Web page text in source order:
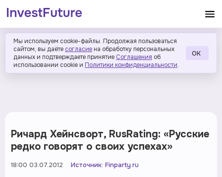
Мы используем cookie-файлы. Продолжая пользоваться
сайтом, вы даёте согласие на обработку персональных
данных и подтверждаете принятие Соглашения об
использовании cookie и Политики конфиденциальности.
ОК
Ричард Хейнсворт, RusRating: «Русские
редко говорят о своих успехах»
18:00 03.07.2012 Источник: Finparty.ru